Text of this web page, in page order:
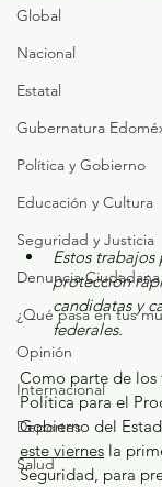
Global
Nacional
Estatal
Gubernatura
Política y Gobierno
Educación y Cultura
Seguridad y Justicia
Denuncia Ciudadana
¿Qué pasa en tus
Opinión
Internacional
Deportes
Salud
Estos
protección
candidatas y
federales.
Como parte de los
Política para el
Gobierno del
este viernes la
Seguridad, para